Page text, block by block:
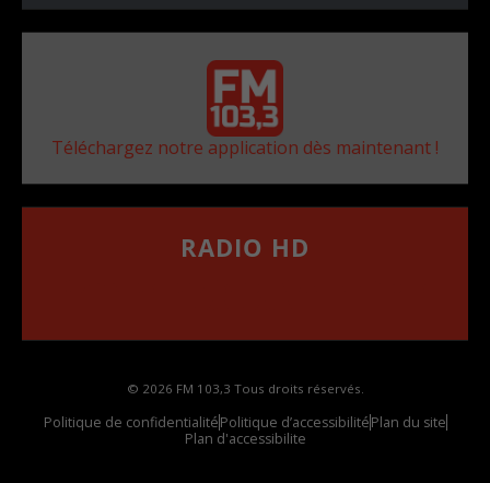
Téléchargez notre application dès maintenant !
RADIO HD
© 2026 FM 103,3 Tous droits réservés.
Politique de confidentialitéPolitique d’accessibilitéPlan du site
Plan d'accessibilite